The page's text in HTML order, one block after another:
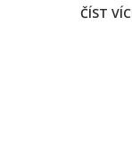
ČÍST